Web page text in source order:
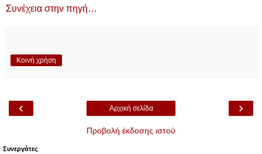
Συνέχεια στην πηγή…
Κοινή χρήση
‹ ›
Αρχική σελίδα
Προβολή έκδοσης ιστού
Συνεργάτες